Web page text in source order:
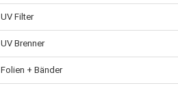
UV Filter
UV Brenner
Folien + Bänder